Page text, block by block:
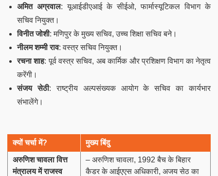
अमित अग्रवाल: यूआईडीएआई के सीईओ, फार्मास्यूटिकल विभाग के
सचिव नियुक्त।
विनीत जोशी: मणिपुर के मुख्य सचिव, उच्च शिक्षा सचिव बने।
नीलम शम्मी राव: वस्त्र सचिव नियुक्त।
रचना शाह: पूर्व वस्त्र सचिव, अब कार्मिक और प्रशिक्षण विभाग का नेतृत्व
करेंगी।
संजय सेठी: राष्ट्रीय अल्पसंख्यक आयोग के सचिव का कार्यभार
संभालेंगे।
क्यों चर्चा में? मुख्य बिंदु
अरुणिश चावला वित्त
मंत्रालय में राजस्व
– अरुणिश चावला, 1992 बैच के बिहार
कैडर के आईएएस अधिकारी, अजय सेठ का